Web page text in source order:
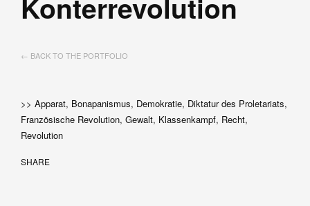
← BACK TO THE PORTFOLIO
>> Apparat, Bonapanismus, Demokratie, Diktatur des Proletariats,
Französische Revolution, Gewalt, Klassenkampf, Recht,
Revolution
SHARE